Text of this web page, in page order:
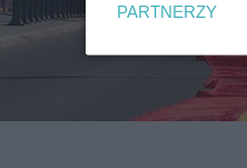
PARTNERZY